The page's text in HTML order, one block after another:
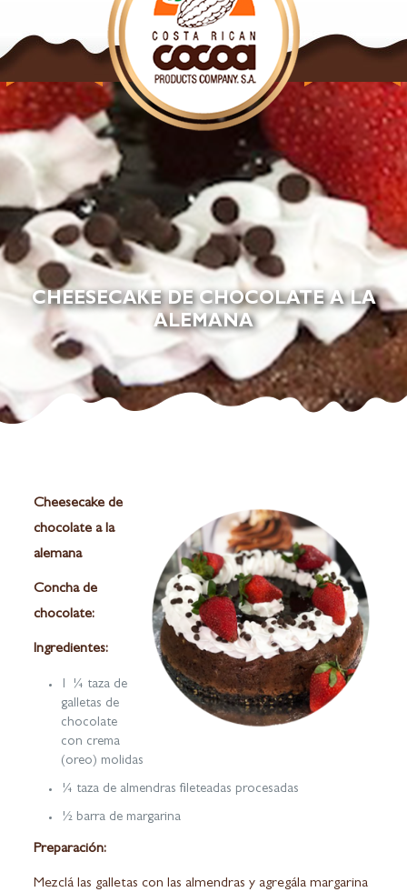
CHOCOLATE
CHEESECAKE DE CHOCOLATE A LA
ALEMANA
Cheesecake de
chocolate a la
alemana
Concha de
chocolate:
Ingredientes:
1 ¼ taza de
galletas de
chocolate
con crema
(oreo) molidas
¼ taza de almendras fileteadas procesadas
½ barra de margarina
Preparación:
Mezclá las galletas con las almendras y agregála margarina